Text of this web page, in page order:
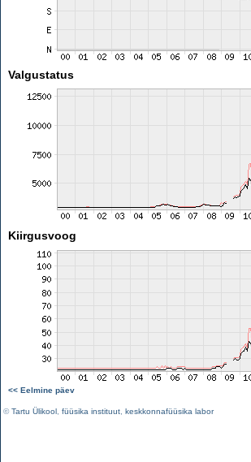
Valgustatus
Kiirgusvoog
<< Eelmine päev
©Tartu Ülikool füüsika instituut keskkonnafüüsika labor